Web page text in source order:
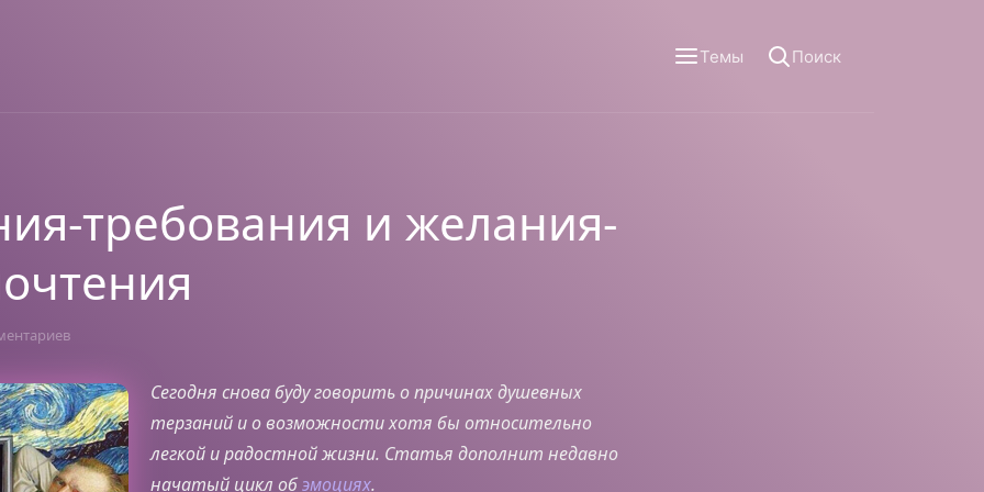
Темы Поиск
требования и желания-
Сегодня снова буду говорить о причинах душевных
терзаний и о возможности хотя бы относительно
легкой и радостной жизни. Статья дополнит недавно
начатый цикл обэмоциях.